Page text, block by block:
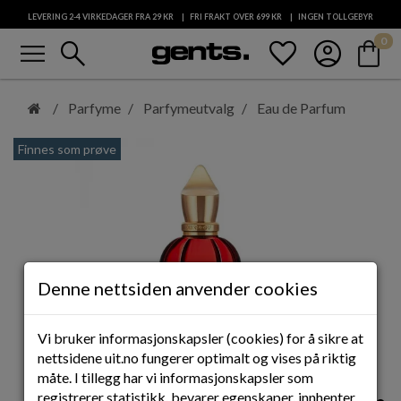
LEVERING 2-4 VIRKEDAGER FRA 29KR FRI FRAKT OVER 699KR INGEN TOLLGEBYR
KUNDESERVICE
menu search favorite account_circle shopping_bag
0
Parfyme Parfymeutvalg Eau de Parfum
Finnes som prøve
Denne nettsiden anvender cookies
Vi bruker informasjonskapsler (cookies) for å sikre at
nettsidene uit.no fungerer optimalt og vises på riktig
måte. I tillegg har vi informasjonskapsler som
registrerer statistikk, bevarer egenskaper, innhenter